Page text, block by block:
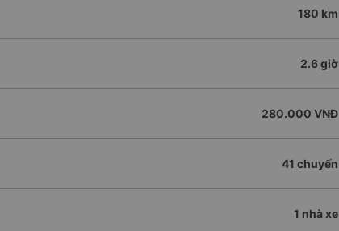
180 km
2.6 giờ
280.000 VNĐ
41 chuyến
1 nhà xe